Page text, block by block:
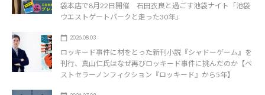
袋本店で8月22日開催 石田衣良と過ごす池袋ナイト「池袋
ウエストゲートパークと走った30年」
2026.08.03
ロッキード事件に材をとった新刊小説『シャドーゲーム』を
刊行、真山仁氏はなぜ再びロッキード事件に挑んだのか【ベ
ストセラーノンフィクション『ロッキード』から5年】